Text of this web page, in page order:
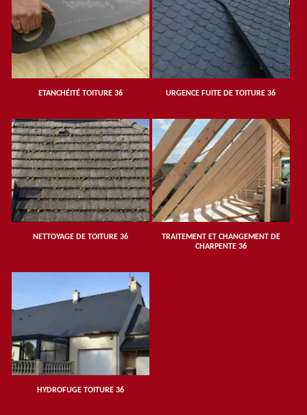
ETANCHÉITÉ TOITURE 36 URGENCE FUITE DE TOITURE 36
NETTOYAGE DE TOITURE 36
TRAITEMENT ET CHANGEMENT DE
CHARPENTE 36
HYDROFUGE TOITURE 36